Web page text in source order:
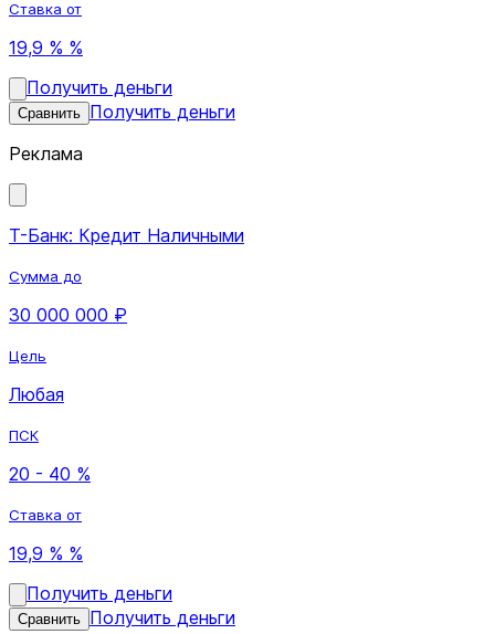
Ставка от
19,9 % %
Получить деньги
Сравнить Получить деньги
Реклама
Т-Банк: Кредит Наличными
Сумма до
30 000 000 ₽
Цель
Любая
ПСК
20 - 40 %
Ставка от
19,9 % %
Получить деньги
Сравнить Получить деньги